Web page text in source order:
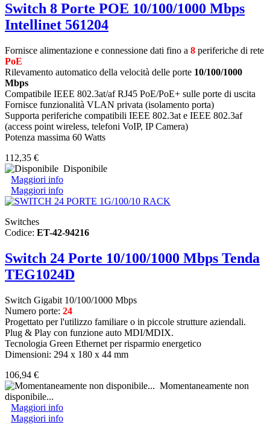
Switch 8 Porte POE 10/100/1000 Mbps
Intellinet 561204
Fornisce alimentazione e connessione dati fino a 8 periferiche di rete
PoE
Rilevamento automatico della velocità delle porte 10/100/1000
Mbps
Compatibile IEEE 802.3at/af RJ45 PoE/PoE+ sulle porte di uscita
Fornisce funzionalità VLAN privata (isolamento porta)
Supporta periferiche compatibili IEEE 802.3at e IEEE 802.3af
(access point wireless, telefoni VoIP, IP Camera)
Potenza massima 60 Watts
112,35 €
Disponibile
Maggiori info
Maggiori info
Switches
Codice: ET-42-94216
Switch 24 Porte 10/100/1000 Mbps Tenda
TEG1024D
Switch Gigabit 10/100/1000 Mbps
Numero porte: 24
Progettato per l'utilizzo familiare o in piccole strutture aziendali.
Plug & Play con funzione auto MDI/MDIX.
Tecnologia Green Ethernet per risparmio energetico
Dimensioni: 294 x 180 x 44 mm
106,94 €
Momentaneamente non
disponibile...
Maggiori info
Maggiori info